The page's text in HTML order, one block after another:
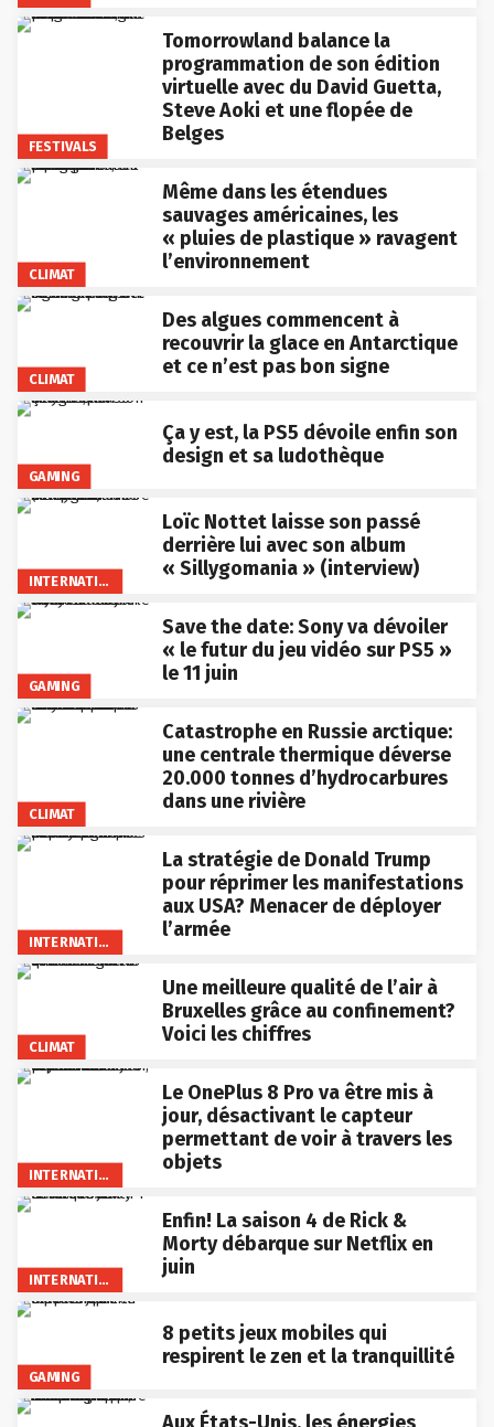
FESTIVALS
Tomorrowland balance la
programmation de son édition
virtuelle avec du David Guetta,
Steve Aoki et une flopée de
Belges
CLIMAT
Même dans les étendues
sauvages américaines, les
« pluies de plastique » ravagent
l’environnement
CLIMAT
Des algues commencent à
recouvrir la glace en Antarctique
et ce n’est pas bon signe
GAMING
Ça y est, la PS5 dévoile enfin son
design et sa ludothèque
INTERNATIONAL
Loïc Nottet laisse son passé
derrière lui avec son album
« Sillygomania » (interview)
GAMING
Save the date: Sony va dévoiler
« le futur du jeu vidéo sur PS5 »
le 11 juin
CLIMAT
Catastrophe en Russie arctique:
une centrale thermique déverse
20.000 tonnes d’hydrocarbures
dans une rivière
INTERNATIONAL
La stratégie de Donald Trump
pour réprimer les manifestations
aux USA? Menacer de déployer
l’armée
CLIMAT
Une meilleure qualité de l’air à
Bruxelles grâce au confinement?
Voici les chiffres
INTERNATIONAL
Le OnePlus 8 Pro va être mis à
jour, désactivant le capteur
permettant de voir à travers les
objets
INTERNATIONAL
Enfin! La saison 4 de Rick &
Morty débarque sur Netflix en
juin
GAMING
8 petits jeux mobiles qui
respirent le zen et la tranquillité